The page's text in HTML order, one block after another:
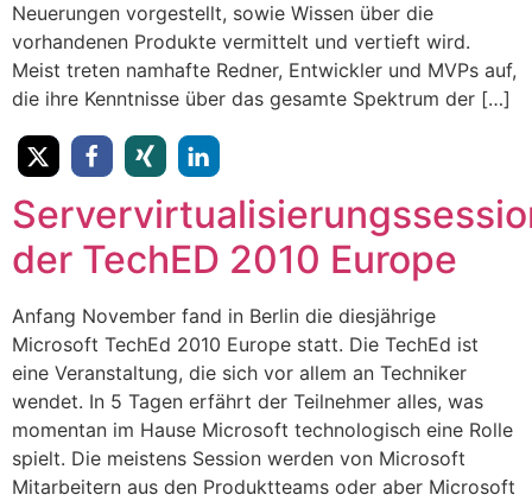
Neuerungen vorgestellt, sowie Wissen über die
vorhandenen Produkte vermittelt und vertieft wird.
Meist treten namhafte Redner, Entwickler und MVPs auf,
die ihre Kenntnisse über das gesamte Spektrum der […]
der TechED 2010 Europe
Anfang November fand in Berlin die diesjährige
Microsoft TechEd 2010 Europe statt. Die TechEd ist
eine Veranstaltung, die sich vor allem an Techniker
wendet. In 5 Tagen erfährt der Teilnehmer alles, was
momentan im Hause Microsoft technologisch eine Rolle
spielt. Die meistens Session werden von Microsoft
Mitarbeitern aus den Produktteams oder aber Microsoft